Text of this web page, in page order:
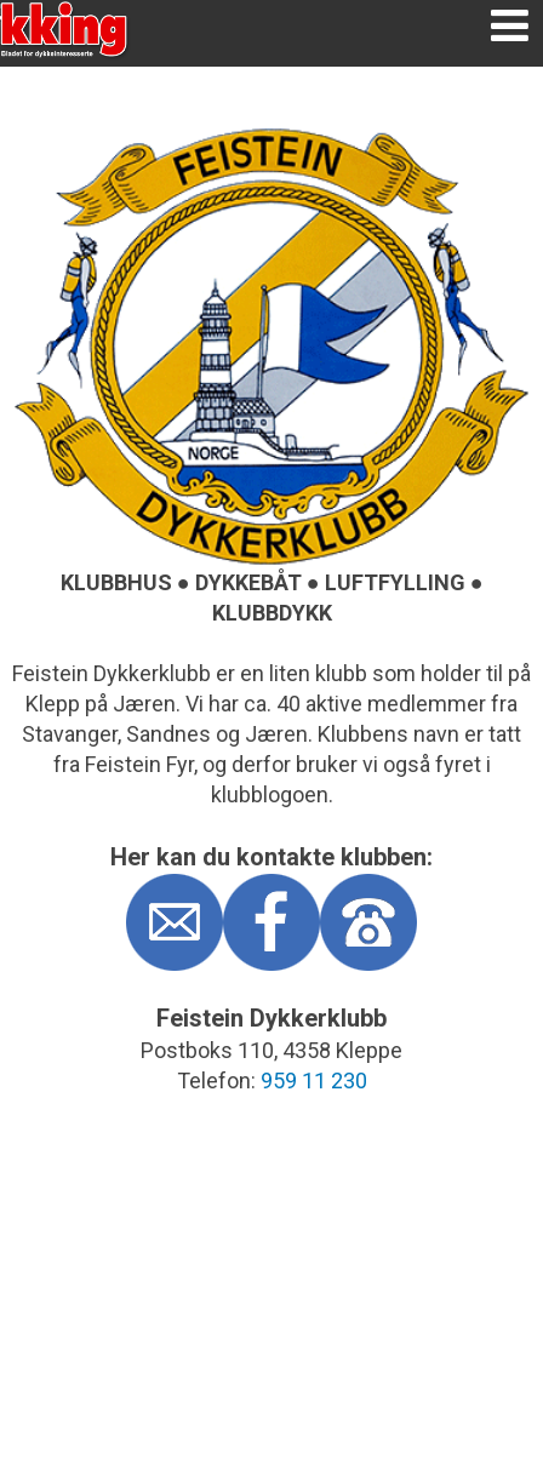
KLUBBHUS ● DYKKEBÅT ● LUFTFYLLING ●
KLUBBDYKK
Feistein Dykkerklubb er en liten klubb som holder til på
Klepp på Jæren. Vi har ca. 40 aktive medlemmer fra
Stavanger, Sandnes og Jæren. Klubbens navn er tatt
fra Feistein Fyr, og derfor bruker vi også fyret i
klubblogoen.
Her kan du kontakte klubben:
Feistein Dykkerklubb
Postboks 110, 4358 Kleppe
Telefon: 959 11 230